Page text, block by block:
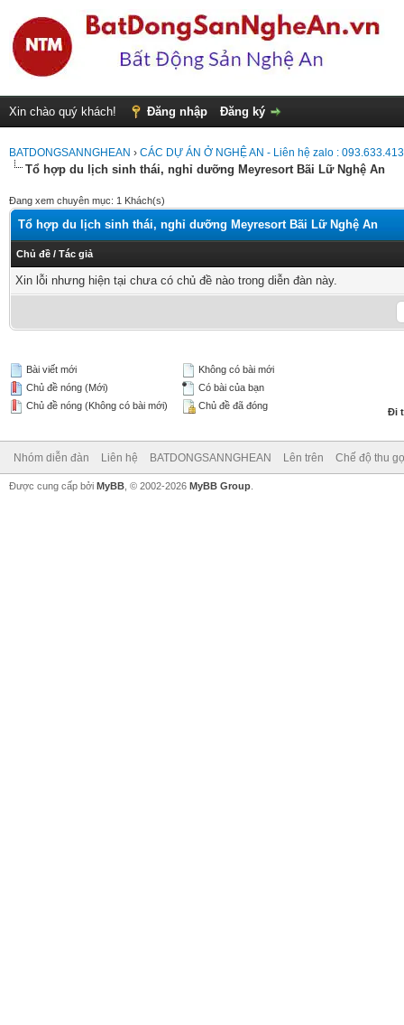
Xin chào quý khách! Đăng nhập Đăng ký
BATDONGSANNGHEAN › CÁC DỰ ÁN Ở NGHỆ AN - Liên hệ zalo :
Tổ hợp du lịch sinh thái, nghỉ dưỡng Meyresort Bãi Lữ Nghệ An
Đang xem chuyên mục: 1 Khách(s)
Tổ hợp du lịch sinh thái, nghỉ dưỡng Meyresort Bãi Lữ Nghệ An
Chủ đề / Tác giả
Xin lỗi nhưng hiện tại chưa có chủ đề nào trong diễn đàn này.
Bài viết mới
Chủ đề nóng (Mới)
Chủ đề nóng (Không có bài mới)
Không có bài mới
Có bài của bạn
Chủ đề đã đóng
Đi
Nhóm diễn đàn Liên hệ BATDONGSANNGHEAN Lên trên Chế độ thu
Được cung cấp bởi MyBB , © 2002-2026 MyBB Group